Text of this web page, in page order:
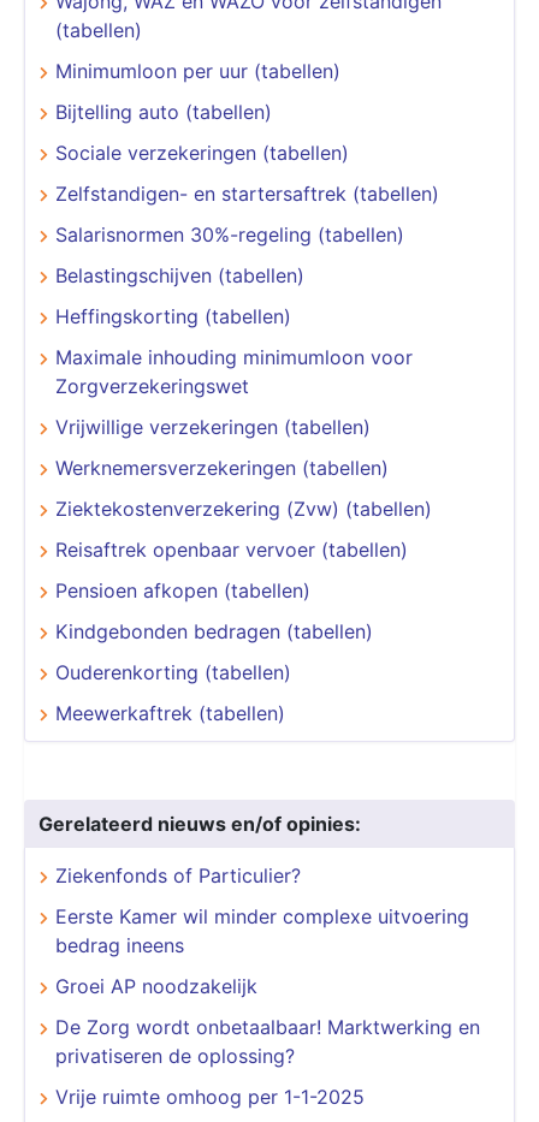
(tabellen)
Minimumloon per uur (tabellen)
Bijtelling auto (tabellen)
Sociale verzekeringen (tabellen)
Zelfstandigen- en startersaftrek (tabellen)
Salarisnormen 30%-regeling (tabellen)
Belastingschijven (tabellen)
Heffingskorting (tabellen)
Maximale inhouding minimumloon voor
Zorgverzekeringswet
Vrijwillige verzekeringen (tabellen)
Werknemersverzekeringen (tabellen)
Ziektekostenverzekering (Zvw) (tabellen)
Reisaftrek openbaar vervoer (tabellen)
Pensioen afkopen (tabellen)
Kindgebonden bedragen (tabellen)
Ouderenkorting (tabellen)
Meewerkaftrek (tabellen)
Gerelateerd nieuws en/of opinies:
Ziekenfonds of Particulier?
Eerste Kamer wil minder complexe uitvoering
bedrag ineens
Groei AP noodzakelijk
De Zorg wordt onbetaalbaar! Marktwerking en
privatiseren de oplossing?
Vrije ruimte omhoog per 1-1-2025